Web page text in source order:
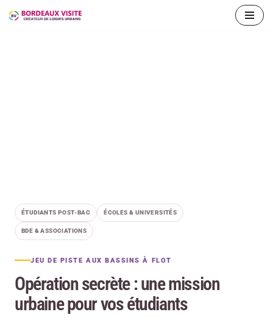
ÉTUDIANTS POST-BAC ÉCOLES & UNIVERSITÉS
BDE & ASSOCIATIONS
JEU DE PISTE AUX BASSINS À FLOT
Opération secrète : une mission
urbaine pour vos étudiants